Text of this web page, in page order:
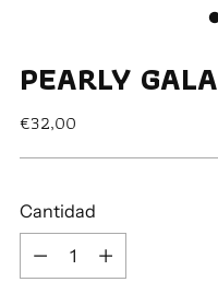
PEARLY GALA
Precio
€32,00
Cantidad
Cantidad